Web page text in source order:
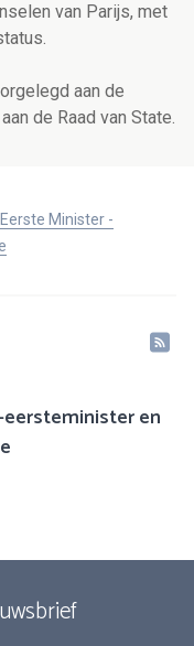
van Parijs, met
aan de
de Raad van State.
Minister -
en